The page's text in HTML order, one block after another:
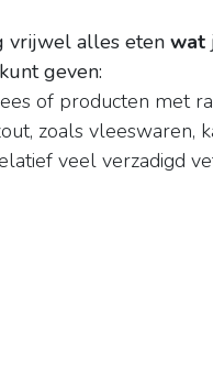
vrijwel alles eten wat
geven:
of producten met
zoals vleeswaren,
veel verzadigd